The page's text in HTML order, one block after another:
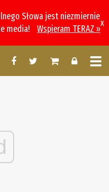
Słowa jest niezmiernie
media!
Wspieram TERAZ »
x